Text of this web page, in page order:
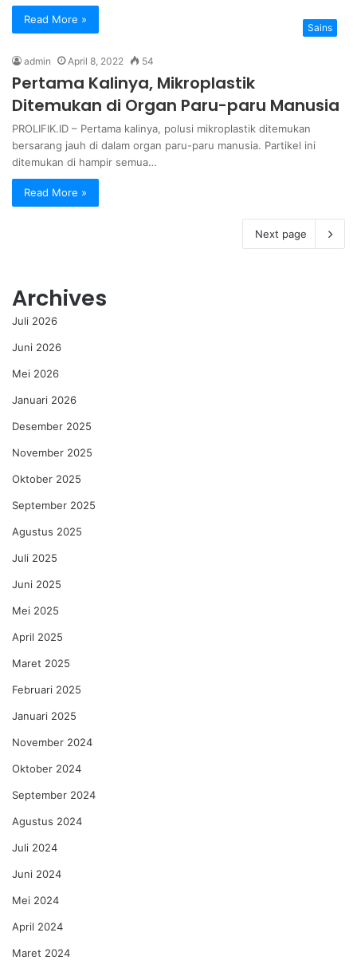
Read More »
Sains
admin April 8, 2022 54
Pertama Kalinya, Mikroplastik
Ditemukan di Organ Paru-paru Manusia
PROLIFIK.ID – Pertama kalinya, polusi mikroplastik ditemukan
bersarang jauh di dalam organ paru-paru manusia. Partikel ini
ditemukan di hampir semua…
Read More »
Next page
Archives
Juli 2026
Juni 2026
Mei 2026
Januari 2026
Desember 2025
November 2025
Oktober 2025
September 2025
Agustus 2025
Juli 2025
Juni 2025
Mei 2025
April 2025
Maret 2025
Februari 2025
Januari 2025
November 2024
Oktober 2024
September 2024
Agustus 2024
Juli 2024
Juni 2024
Mei 2024
April 2024
Maret 2024